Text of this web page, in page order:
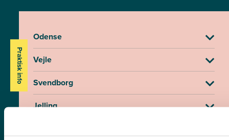
Praktisk info
Odense
Vejle
Svendborg
Jelling